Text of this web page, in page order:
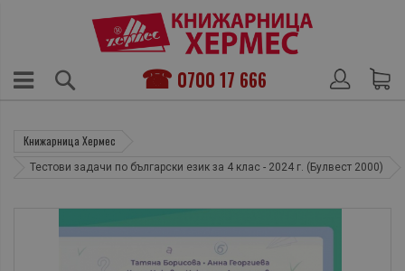
0700 17 666
Книжарница Хермес
Тестови задачи по български език за 4 клас - 2024 г. (Булвест 2000)